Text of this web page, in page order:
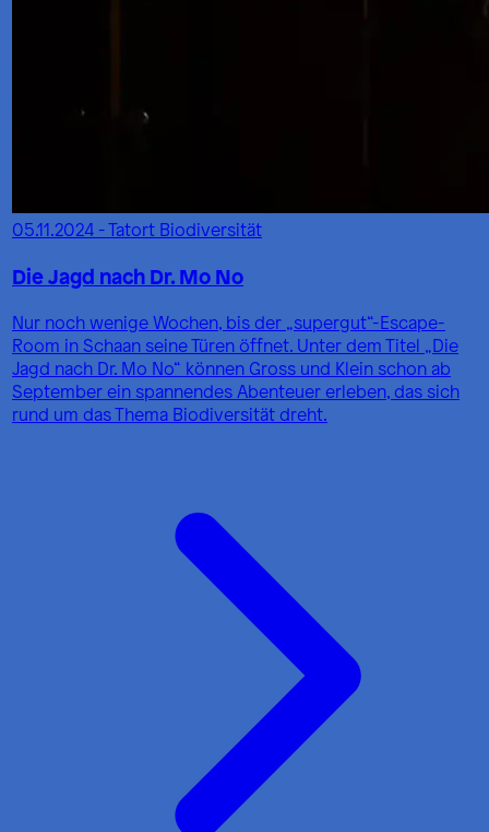
05.11.2024 - Tatort Biodiversität
Die Jagd nach Dr. Mo No
Nur noch wenige Wochen, bis der „supergut“-Escape-
Room in Schaan seine Türen öffnet. Unter dem Titel „Die
Jagd nach Dr. Mo No“ können Gross und Klein schon ab
September ein spannendes Abenteuer erleben, das sich
rund um das Thema Biodiversität dreht.